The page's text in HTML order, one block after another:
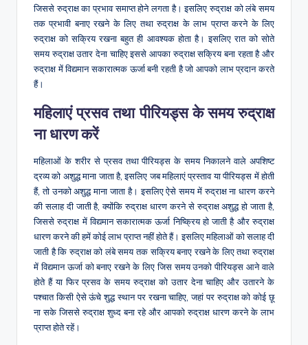
जिससे रुद्राक्ष का प्रभाव समाप्त होने लगता है। इसलिए रुद्राक्ष को लंबे समय
तक प्रभावी बनाए रखने के लिए तथा रुद्राक्ष के लाभ प्राप्त करने के लिए
रुद्राक्ष को सक्रिय रखना बहुत ही आवश्यक होता है। इसलिए रात को सोते
समय रुद्राक्ष उतार देना चाहिए इससे आपका रुद्राक्ष सक्रिय बना रहता है और
रुद्राक्ष में विद्यमान सकारात्मक ऊर्जा बनी रहती है जो आपको लाभ प्रदान करते
हैं।
महिलाएं प्रसव तथा पीरियड्स के समय रुद्राक्ष
ना धारण करें
महिलाओं के शरीर से प्रसव तथा पीरियड्स के समय निकालने वाले अपशिष्ट
द्रव्य को अशुद्ध माना जाता है, इसलिए जब महिलाएं प्रस्ताव या पीरियड्स में होती
हैं, तो उनको अशुद्ध माना जाता है। इसलिए ऐसे समय में रुद्राक्ष ना धारण करने
की सलाह दी जाती है, क्योंकि रुद्राक्ष धारण करने से रुद्राक्ष अशुद्ध हो जाता है,
जिससे रुद्राक्ष में विद्यमान सकारात्मक ऊर्जा निष्क्रिय हो जाती है और रुद्राक्ष
धारण करने की हमें कोई लाभ प्राप्त नहीं होते हैं। इसलिए महिलाओं को सलाह दी
जाती है कि रुद्राक्ष को लंबे समय तक सक्रिय बनाए रखने के लिए तथा रुद्राक्ष
में विद्यमान ऊर्जा को बनाए रखने के लिए जिस समय उनको पीरियड्स आने वाले
होते हैं या फिर प्रसव के समय रुद्राक्ष को उतार देना चाहिए और उतारने के
पश्चात किसी ऐसे ऊंचे शुद्ध स्थान पर रखना चाहिए, जहां पर रुद्राक्ष को कोई छू
ना सके जिससे रुद्राक्ष शुध्द बना रहे और आपको रुद्राक्ष धारण करने के लाभ
प्राप्त होते रहें।